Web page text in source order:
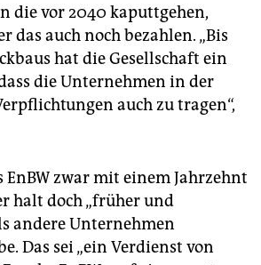
die vor 2040 kaputtgehen,
das auch noch bezahlen. „Bis
hat die Gesellschaft ein
die Unternehmen in der
auch zu tragen“,
EnBW zwar mit einem Jahrzehnt
halt doch „früher und
andere Unternehmen
Das sei „ein Verdienst von